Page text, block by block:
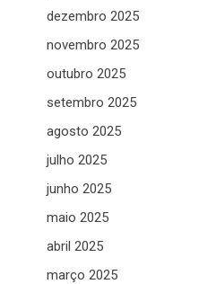
dezembro 2025
novembro 2025
outubro 2025
setembro 2025
agosto 2025
julho 2025
junho 2025
maio 2025
abril 2025
março 2025